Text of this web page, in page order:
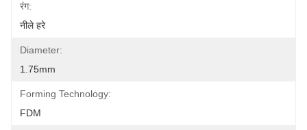
रंग:
नीले हरे
Diameter:
1.75mm
Forming Technology:
FDM